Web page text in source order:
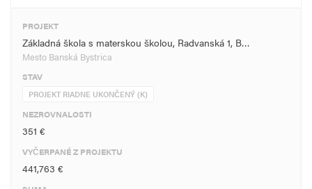
PROJEKT
Základná škola s materskou školou, Radvanská 1, B…
Mesto Banská Bystrica
STAV
PROJEKT RIADNE UKONČENÝ (K)
NEZROVNALOSTI
351 €
VYČERPANÉ Z PROJEKTU
441,763 €